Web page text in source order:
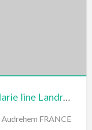
Au verger de la Maulière Marie line Landron
FRANCE